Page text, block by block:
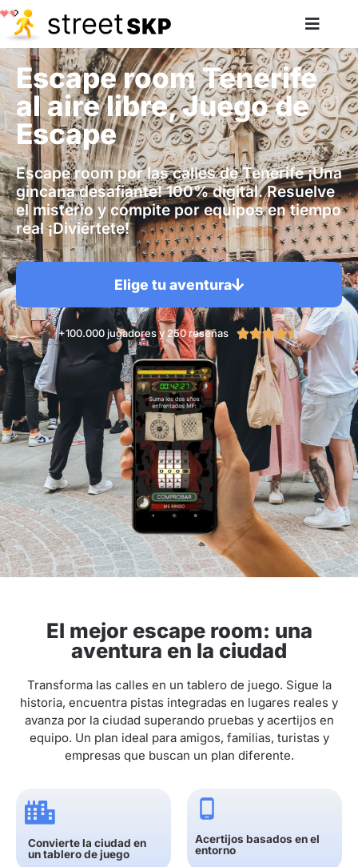
Escape room Tenerife
al aire libre, Juego de
Escape
Escape room por las calles de Tenerife ¡Una
gincana desafiante! 100% digital. Resuelve
el misterio y compite por equipos en tiempo
real ¡Diviértete!
Elige tu aventura
+100.000 jugadores y 250 reseñas 
El mejor escape room: una
aventura en la ciudad
Transforma las calles en un tablero de juego. Sigue la
historia, encuentra pistas integradas en lugares reales y
avanza por la ciudad superando pruebas y acertijos en
equipo. Un plan ideal para amigos, familias, turistas y
empresas que buscan un plan diferente.
Convierte la ciudad en
un tablero de juego
Acertijos basados en el
entorno